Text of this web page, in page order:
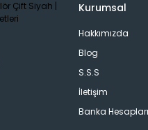
Kurumsal
Hakkımızda
Blog
S.S.S
İletişim
Banka Hesapları